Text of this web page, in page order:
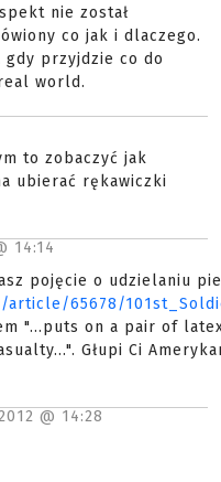
nie został
co jak i dlaczego.
gdy przyjdzie co do
world.
to zobaczyć jak
ubierać rękawiczki
14:14
pojęcie o udzielaniu
article/65678/
"...puts on a pair of
Głupi Ci
@ 14:28